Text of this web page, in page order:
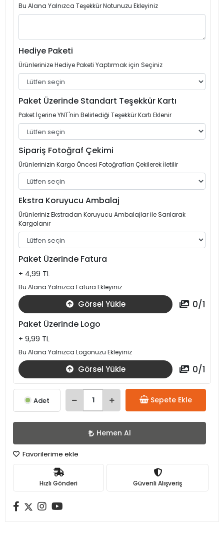
Bu Alana Yalnızca Teşekkür Notunuzu Ekleyiniz
Hediye Paketi
Ürünlerinize Hediye Paketi Yaptırmak için Seçiniz
Paket Üzerinde Standart Teşekkür Kartı
Paket İçerine YNT'nin Belirlediği Teşekkür Kartı Eklenir
Sipariş Fotoğraf Çekimi
Ürünlerinizin Kargo Öncesi Fotoğrafları Çekilerek İletilir
Ekstra Koruyucu Ambalaj
Ürünleriniz Ekstradan Koruyucu Ambalajlar ile Sarılarak
Kargolanır
Paket Üzerinde Fatura
+ 4,99 TL
Bu Alana Yalnızca Fatura Ekleyiniz
Görsel Yükle 0/1
Paket Üzerinde Logo
+ 9,99 TL
Bu Alana Yalnızca Logonuzu Ekleyiniz
Görsel Yükle 0/1
Adet Sepete Ekle
Hemen Al
Favorilerime ekle
Hızlı Gönderi Güvenli Alışveriş